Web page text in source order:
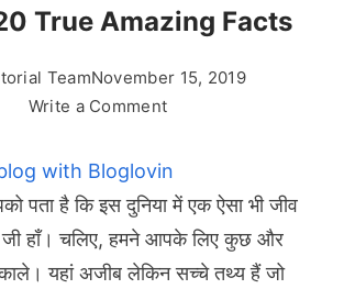
True Amazing Facts
TeamNovember 15, 2019
Write a Commenton
पर
एकमात्र
जो
जैविक
with Bloglovin
पता है कि इस दुनिया में एक ऐसा भी जीव
हाँ। चलिए, हमने आपके लिए कुछ और
यहां अजीब लेकिन सच्चे तथ्य हैं जो